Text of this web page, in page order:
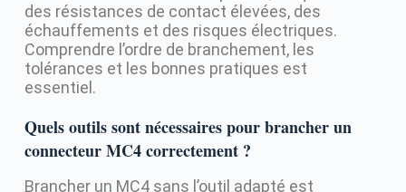
des résistances de contact élevées, des
échauffements et des risques électriques.
Comprendre l’ordre de branchement, les
tolérances et les bonnes pratiques est
essentiel.
Quels outils sont nécessaires pour brancher un
connecteur MC4 correctement ?
Brancher un MC4 sans l’outil adapté est